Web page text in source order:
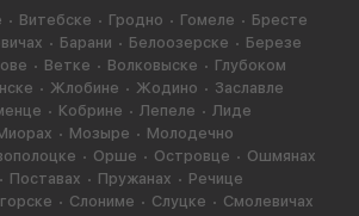
Витебске Гродно Гомеле
Бресте
Барани Белоозерске
Березе
Ветке Волковыске
Глубоком
Жлобине Жодино
Заславле
Кобрине Лепеле
Лиде
Мозыре
Молодечно
Орше Островце
Ошмянах
Поставах Пружанах
Речице
Слониме Слуцке
Смолевичах